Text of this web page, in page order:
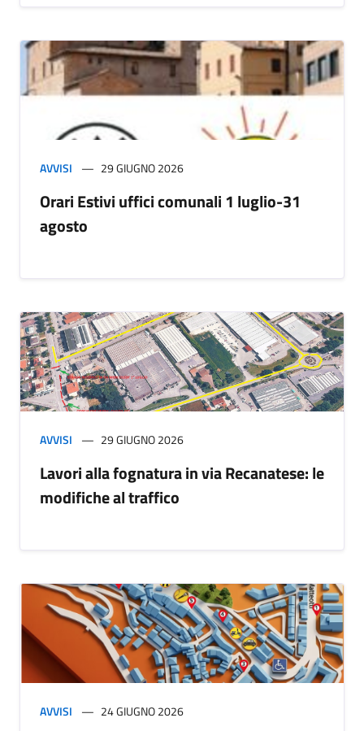
AVVISI 29 GIUGNO 2026
Orari Estivi uffici comunali 1 luglio-31
agosto
AVVISI 29 GIUGNO 2026
Lavori alla fognatura in via Recanatese: le
modifiche al traffico
AVVISI 24 GIUGNO 2026